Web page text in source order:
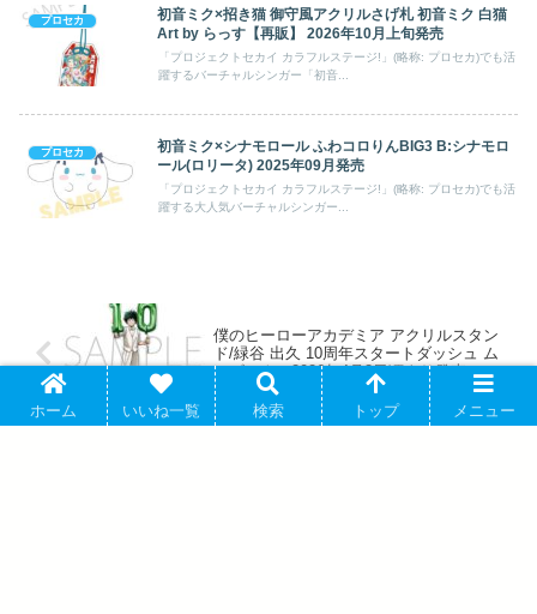
プロセカ
初音ミク×招き猫 御守風アクリルさげ札 初音ミク 白猫
Art by らっす【再販】 2026年10月上旬発売
「プロジェクトセカイ カラフルステージ!」(略称: プロセカ)でも活
躍するバーチャルシンガー「初音...
プロセカ
初音ミク×シナモロール ふわコロりんBIG3 B:シナモロ
ール(ロリータ) 2025年09月発売
「プロジェクトセカイ カラフルステージ!」(略称: プロセカ)でも活
躍する大人気バーチャルシンガー...
僕のヒーローアカデミア アクリルスタン
ド/緑谷 出久 10周年スタートダッシュ ム
ービックで2026年4月3日頃より発売
ホーム いいね一覧 検索 トップ メニュー